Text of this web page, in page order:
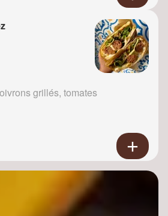
grillés, tomates